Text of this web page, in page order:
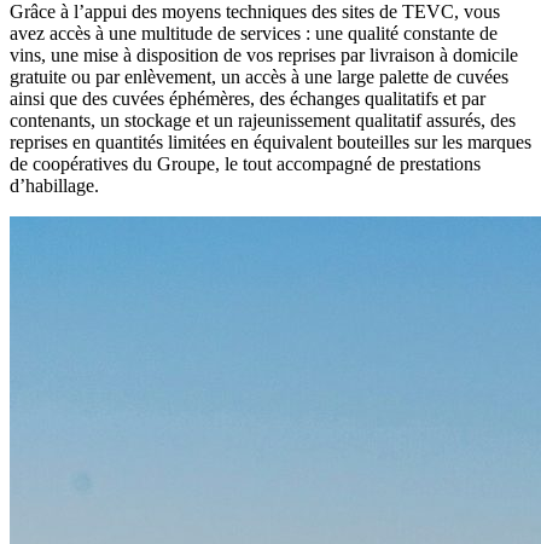
Grâce à l’appui des moyens techniques des sites de TEVC, vous
avez accès à une multitude de services : une qualité constante de
vins, une mise à disposition de vos reprises par livraison à domicile
gratuite ou par enlèvement, un accès à une large palette de cuvées
ainsi que des cuvées éphémères, des échanges qualitatifs et par
contenants, un stockage et un rajeunissement qualitatif assurés, des
reprises en quantités limitées en équivalent bouteilles sur les marques
de coopératives du Groupe, le tout accompagné de prestations
d’habillage.